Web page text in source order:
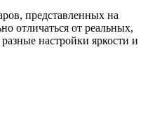
представленных на
отличаться от реальных,
настройки яркости и